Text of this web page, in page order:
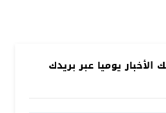
يوميا عبر بريدك